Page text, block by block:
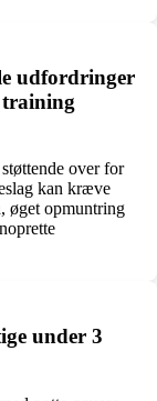
udfordringer
training
over for
kan kræve
øget opmuntring
under 3